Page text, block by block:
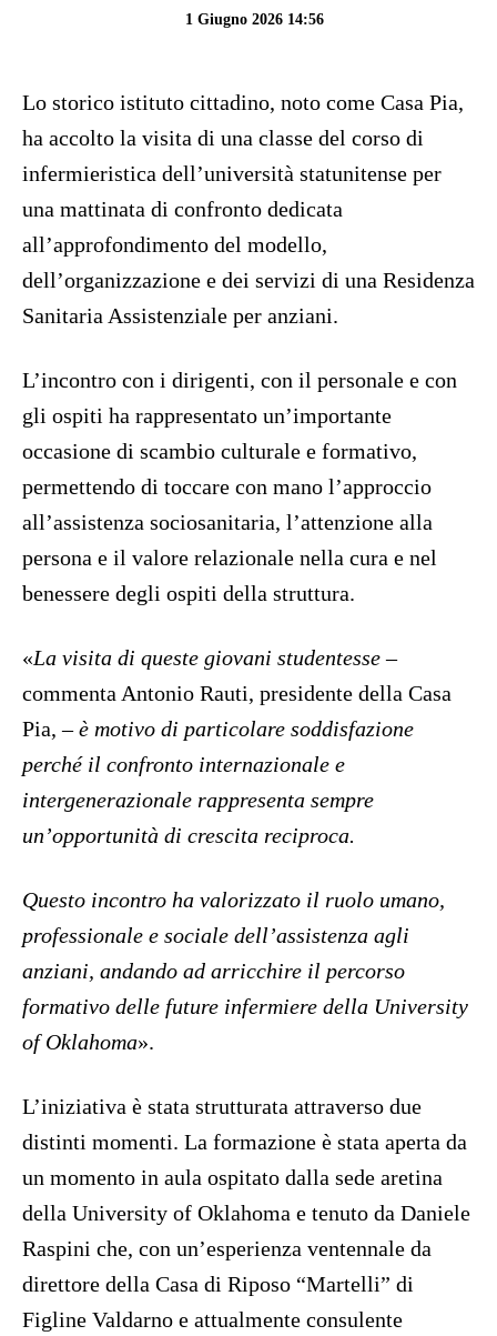
1 Giugno 2026 14:56
Lo storico istituto cittadino, noto come Casa Pia,
ha accolto la visita di una classe del corso di
infermieristica dell’università statunitense per
una mattinata di confronto dedicata
all’approfondimento del modello,
dell’organizzazione e dei servizi di una Residenza
Sanitaria Assistenziale per anziani.
L’incontro con i dirigenti, con il personale e con
gli ospiti ha rappresentato un’importante
occasione di scambio culturale e formativo,
permettendo di toccare con mano l’approccio
all’assistenza sociosanitaria, l’attenzione alla
persona e il valore relazionale nella cura e nel
benessere degli ospiti della struttura.
«La visita di queste giovani studentesse–
commenta Antonio Rauti, presidente della Casa
Pia,– è motivo di particolare soddisfazione
perché il confronto internazionale e
intergenerazionale rappresenta sempre
un’opportunità di crescita reciproca.
Questo incontro ha valorizzato il ruolo umano,
professionale e sociale dell’assistenza agli
anziani, andando ad arricchire il percorso
formativo delle future infermiere della University
of Oklahoma».
L’iniziativa è stata strutturata attraverso due
distinti momenti. La formazione è stata aperta da
un momento in aula ospitato dalla sede aretina
della University of Oklahoma e tenuto da Daniele
Raspini che, con un’esperienza ventennale da
direttore della Casa di Riposo “Martelli” di
Figline Valdarno e attualmente consulente